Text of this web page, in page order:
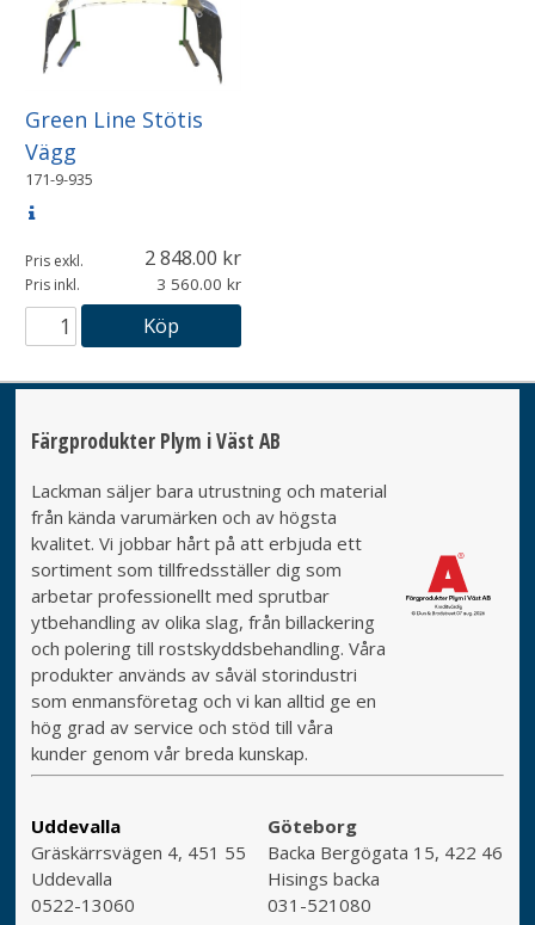
Green Line Stötis
Vägg
171-9-935
Pris exkl. 2 848.00
Pris inkl. 3 560.00
Köp
Färgprodukter Plym i Väst AB
Lackman säljer bara utrustning och material
från kända varumärken och av högsta
kvalitet. Vi jobbar hårt på att erbjuda ett
sortiment som tillfredsställer dig som
arbetar professionellt med sprutbar
ytbehandling av olika slag, från billackering
och polering till rostskyddsbehandling. Våra
produkter används av såväl storindustri
som enmansföretag och vi kan alltid ge en
hög grad av service och stöd till våra
kunder genom vår breda kunskap.
Uddevalla
Gräskärrsvägen 4, 451 55
Uddevalla
0522-13060
Göteborg
Backa Bergögata 15, 422 46
Hisings backa
031-521080